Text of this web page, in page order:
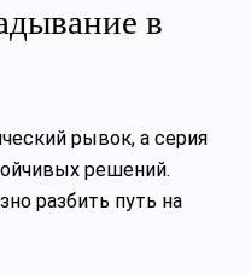
в
рывок, а серия
решений.
разбить путь на